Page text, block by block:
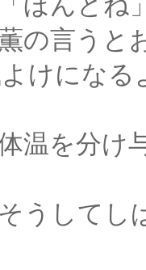
り、割
けにな
えるか
しの間